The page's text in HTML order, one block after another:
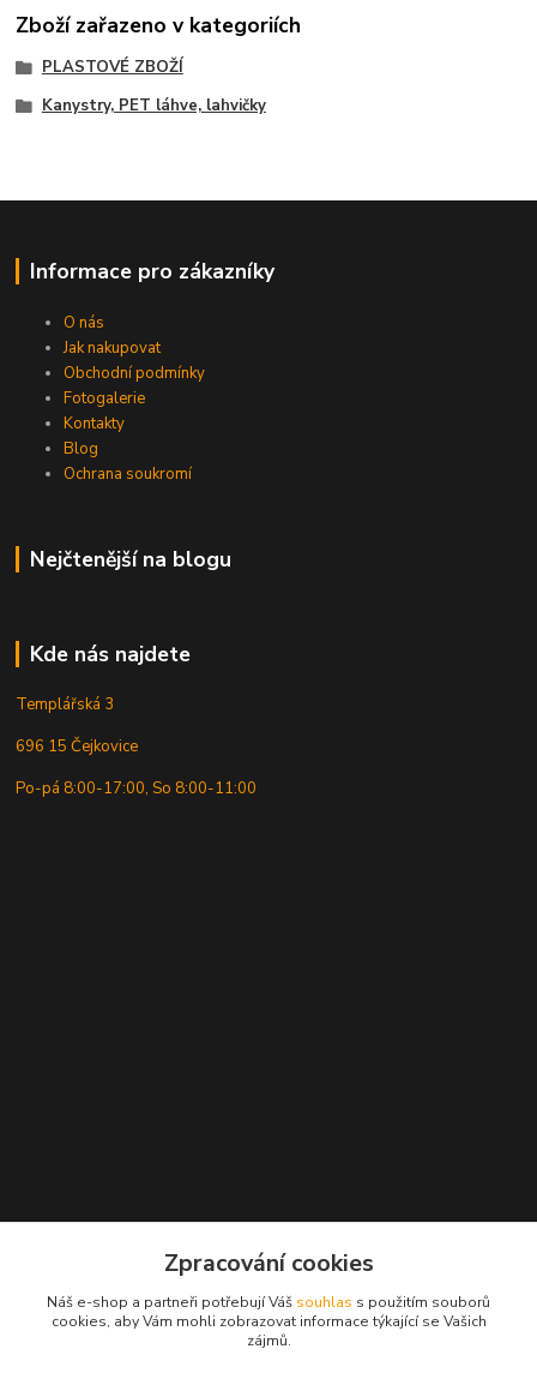
Zboží zařazeno v kategoriích
PLASTOVÉ ZBOŽÍ
Kanystry, PET láhve, lahvičky
Informace pro zákazníky
O nás
Jak nakupovat
Obchodní podmínky
Fotogalerie
Kontakty
Blog
Ochrana soukromí
Nejčtenější na blogu
Kde nás najdete
Templářská 3
696 15 Čejkovice
Po-pá 8:00-17:00, So 8:00-11:00
Zpracování cookies
Náš e-shop a partneři potřebují Váš souhlas s použitím souborů
cookies, aby Vám mohli zobrazovat informace týkající se Vašich
zájmů.